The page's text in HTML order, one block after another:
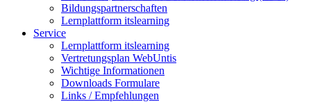
Bildungspartnerschaften
Lernplattform itslearning
Service
Lernplattform itslearning
Vertretungsplan WebUntis
Wichtige Informationen
Downloads Formulare
Links / Empfehlungen